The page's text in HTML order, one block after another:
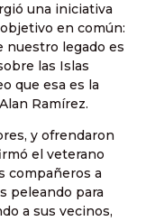
una iniciativa
en común:
nuestro legado es
las Islas
que esa es la
Ramírez.
y ofrendaron
el veterano
compañeros a
peleando para
a sus vecinos,